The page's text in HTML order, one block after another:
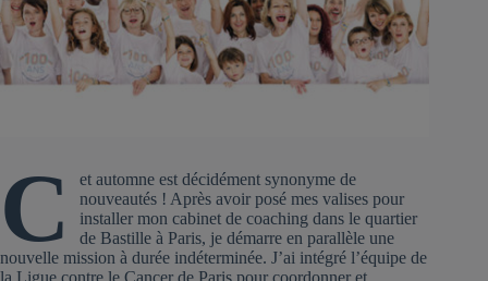
C
et automne est décidément synonyme de
nouveautés ! Après avoir posé mes valises pour
installer mon cabinet de coaching dans le quartier
de Bastille à Paris, je démarre en parallèle une
nouvelle mission à durée indéterminée. J’ai intégré l’équipe de